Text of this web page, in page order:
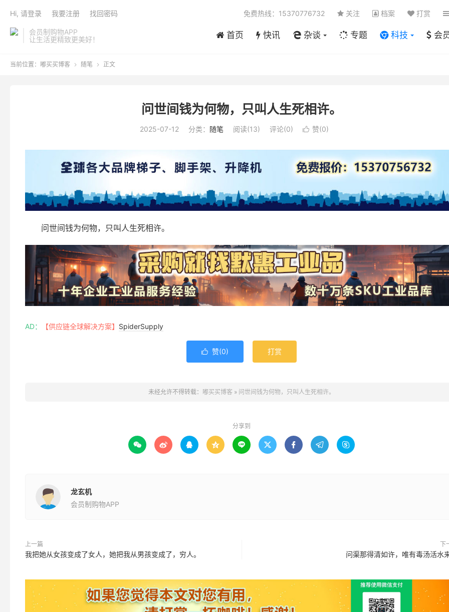
会员制购物APP
让生活更精致更美好！
首页 快讯 杂谈 专题 科技 会
免费热线：15370776732 关注 档案 打赏
Hi, 请登录 我要注册 找回密码
当前位置： 嘟买买博客  随笔  正文
问世间钱为何物，只叫人生死相许。
2025-07-12 分类： 随笔 阅读(13) 评论(0)  赞(0)
问世间钱为何物，只叫人生死相许。
AD： 【供应链全球解决方案】 SpiderSupply
 赞(0) 打赏
未经允许不得转载： 嘟买买博客 » 问世间钱为何物，只叫人生死相许。
分享到
        
龙玄机
会员制购物APP
上一篇
我把她从女孩变成了女人，她把我从男孩变成了，穷人。
下
问渠那得清如许，唯有毒汤活水